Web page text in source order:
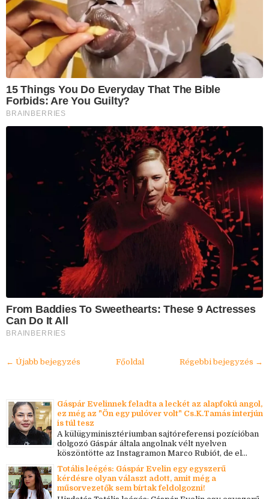
15 Things You Do Everyday That The Bible
Forbids: Are You Guilty?
BRAINBERRIES
From Baddies To Sweethearts: These 9 Actresses
Can Do It All
BRAINBERRIES
← Újabb bejegyzés Régebbi bejegyzés →
Főoldal
Gáspár Evelinnek feladta a leckét az alapfokú angol,
ez még az "Ön egy pulóver volt" Cs.K.Tamás interjún
is túl tesz
A külügyminisztériumban sajtóreferensi pozícióban
dolgozó Gáspár általa angolnak vélt nyelven
köszöntötte az Instagramon Marco Rubiót, de el...
Totális leégés: Gáspár Evelin egy egyszerű
kérdésre olyan választ adott, amit még a
műsorvezetők sem bírtak feldolgozni!